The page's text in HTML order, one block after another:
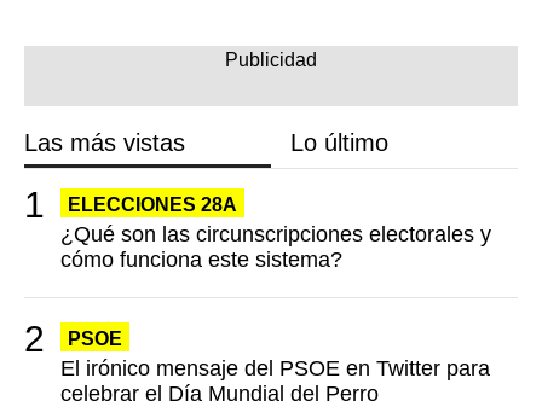
Las más vistas Lo último
ELECCIONES 28A
¿Qué son las circunscripciones electorales y
cómo funciona este sistema?
PSOE
El irónico mensaje del PSOE en Twitter para
celebrar el Día Mundial del Perro